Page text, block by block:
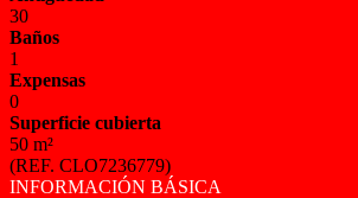
30
Baños
1
Expensas
0
Superficie cubierta
50 m²
(REF. CLO7236779)
INFORMACIÓN BÁSICA